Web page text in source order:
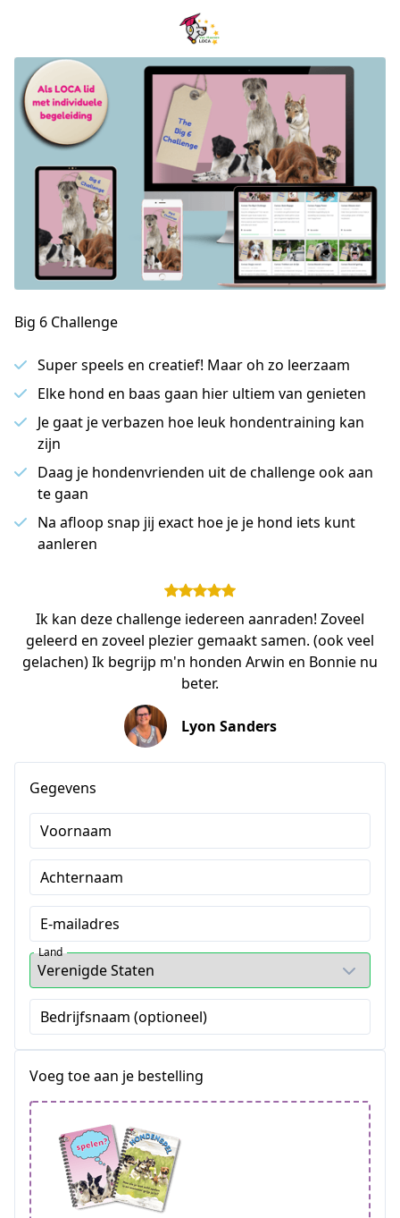
Big 6 Challenge
Super speels en creatief! Maar oh zo leerzaam
Elke hond en baas gaan hier ultiem van genieten
Je gaat je verbazen hoe leuk hondentraining kan
zijn
Daag je hondenvrienden uit de challenge ook aan
te gaan
Na afloop snap jij exact hoe je je hond iets kunt
aanleren
Ik kan deze challenge iedereen aanraden! Zoveel
geleerd en zoveel plezier gemaakt samen. (ook veel
gelachen) Ik begrijp m'n honden Arwin en Bonnie nu
beter.
Lyon Sanders
Gegevens
Voornaam
Achternaam
E-mailadres
Land
Bedrijfsnaam (optioneel)
Voeg toe aan je bestelling